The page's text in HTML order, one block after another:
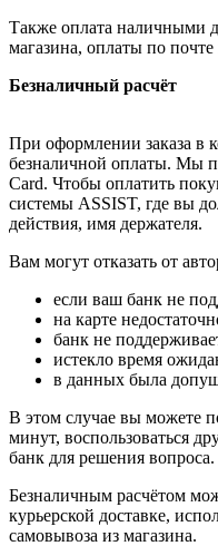
Также оплата наличными
магазина, оплаты по
Безналичный расчёт
При оформлении заказа в
безналичной оплаты. Мы
Card. Чтобы оплатить
системы ASSIST, где вы
действия, имя держателя.
Вам могут отказать от
если ваш банк не
на карте
банк не
истекло время
в данных была
В этом случае вы можете
минут, воспользоваться
банк для решения вопроса.
Безналичным расчётом
курьерской доставке,
самовывоза из магазина.